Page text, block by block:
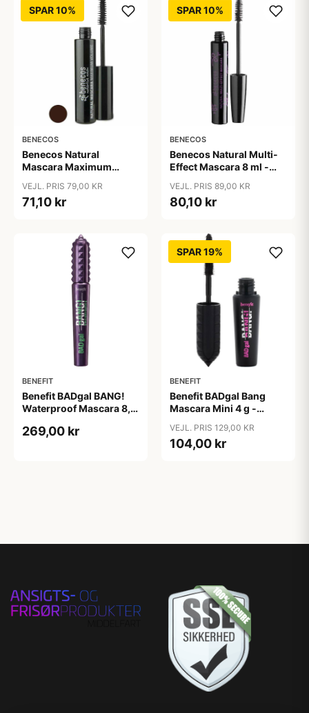
SPAR 10%
BENECOS
Benecos Natural
Mascara Maximum
Brown
VEJL. PRIS 79,00 KR
71,10 kr
SPAR 10%
BENECOS
Benecos Natural Multi-
Effect Mascara 8 ml -
VEJL. PRIS 89,00 KR
80,10 kr
BENEFIT
Benefit BADgal BANG!
Waterproof Mascara 8,5
269,00 kr
SPAR 19%
BENEFIT
Benefit BADgal Bang
Mascara Mini 4 g -
VEJL. PRIS 129,00 KR
104,00 kr